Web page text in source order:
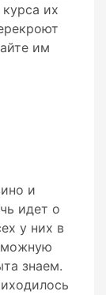
их
им
и
идет о
у них в
знаем.